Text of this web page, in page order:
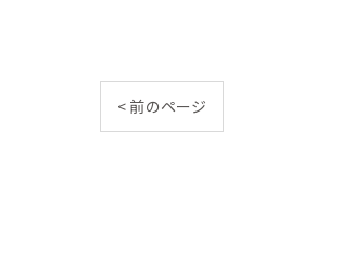
< 前のページ